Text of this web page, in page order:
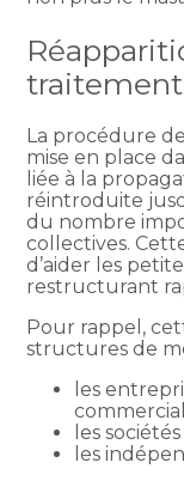
La procédure
mise en place
liée à la
réintroduite
du nombre
collectives.
d’aider les
restructurant
Pour rappel,
structures de
les
les sociétés
les